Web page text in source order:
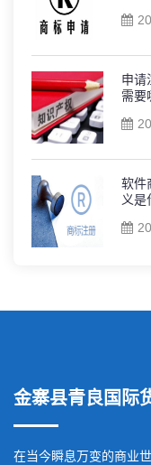
申请
需要
软件
义是
金寨县青良国际
在当今瞬息万变的商业